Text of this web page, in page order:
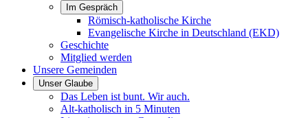
Im Gespräch
Römisch-katholische Kirche
Evangelische Kirche in Deutschland (EKD)
Geschichte
Mitglied werden
Unsere Gemeinden
Unser Glaube
Das Leben ist bunt. Wir auch.
Alt-katholisch in 5 Minuten